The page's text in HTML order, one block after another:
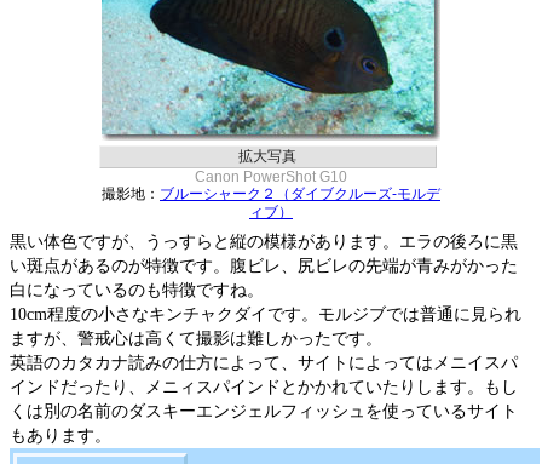
拡大写真
Canon PowerShot G10
撮影地： ブルーシャーク２（ダイブクルーズ-モルデ
ィブ）
黒い体色ですが、うっすらと縦の模様があります。エラの後ろに黒
い斑点があるのが特徴です。腹ビレ、尻ビレの先端が青みがかった
白になっているのも特徴ですね。
10cm程度の小さなキンチャクダイです。モルジブでは普通に見られ
ますが、警戒心は高くて撮影は難しかったです。
英語のカタカナ読みの仕方によって、サイトによってはメニイスパ
インドだったり、メニィスパインドとかかれていたりします。もし
くは別の名前のダスキーエンジェルフィッシュを使っているサイト
もあります。